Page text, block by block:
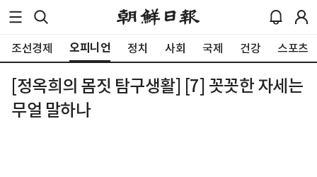
조선경제 오피니언 정치 사회 국제 건강 스포츠
[정옥희의 몸짓 탐구생활] [7] 꼿꼿한 자세는
무얼 말하나